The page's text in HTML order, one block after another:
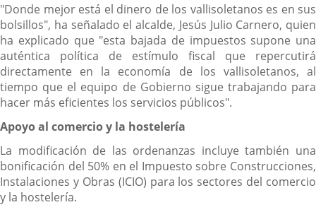
"Donde mejor está el dinero de los vallisoletanos es en sus
bolsillos", ha señalado el alcalde, Jesús Julio Carnero, quien
ha explicado que "esta bajada de impuestos supone una
auténtica política de estímulo fiscal que repercutirá
directamente en la economía de los vallisoletanos, al
tiempo que el equipo de Gobierno sigue trabajando para
hacer más eficientes los servicios públicos".
Apoyo al comercio y la hostelería
La modificación de las ordenanzas incluye también una
bonificación del 50% en el Impuesto sobre Construcciones,
Instalaciones y Obras (ICIO) para los sectores del comercio
y la hostelería.